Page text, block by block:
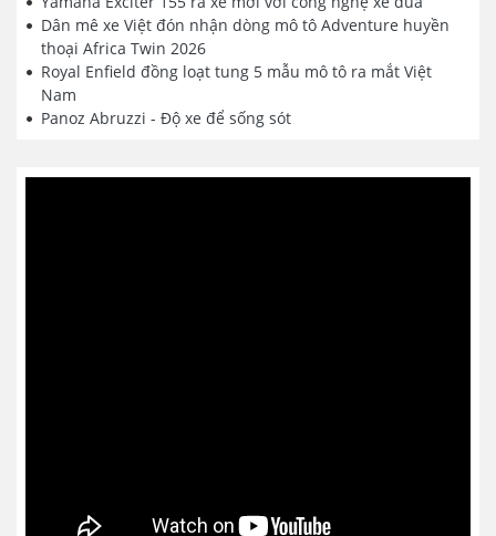
Dân mê xe Việt đón nhận dòng mô tô Adventure huyền
thoại Africa Twin 2026
Royal Enfield đồng loạt tung 5 mẫu mô tô ra mắt Việt
Nam
Panoz Abruzzi - Độ xe để sống sót